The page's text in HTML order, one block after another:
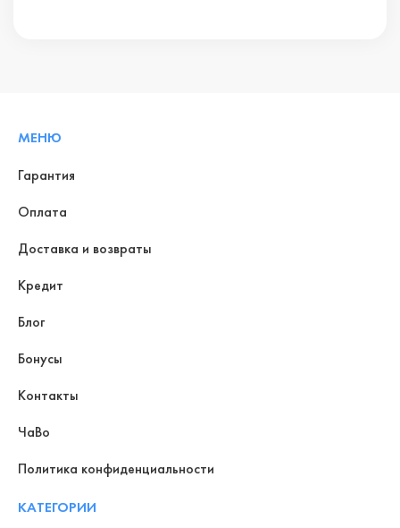
МЕНЮ
Гарантия
Оплата
Доставка и возвраты
Кредит
Блог
Бонусы
Контакты
ЧаВо
Политика конфиденциальности
КАТЕГОРИИ